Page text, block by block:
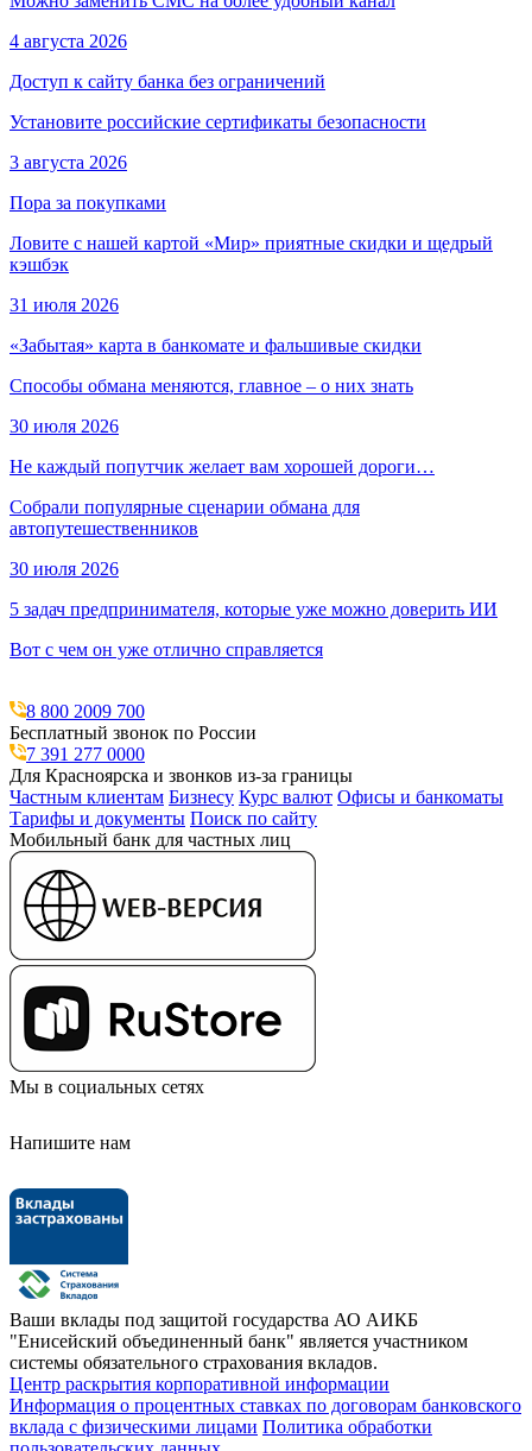
4 августа 2026
Доступ к сайту банка без ограничений
Установите российские сертификаты безопасности
3 августа 2026
Пора за покупками
Ловите с нашей картой «Мир» приятные скидки и щедрый
кэшбэк
31 июля 2026
«Забытая» карта в банкомате и фальшивые скидки
Способы обмана меняются, главное – о них знать
30 июля 2026
Не каждый попутчик желает вам хорошей дороги…
Собрали популярные сценарии обмана для
автопутешественников
30 июля 2026
5 задач предпринимателя, которые уже можно доверить ИИ
Вот с чем он уже отлично справляется
8 800 2009 700
Бесплатный звонок по России
7 391 277 0000
Для Красноярска и звонков из-за границы
Частным клиентам Бизнесу Курс валют Офисы и банкоматы
Тарифы и документы Поиск по сайту
Мобильный банк для частных лиц
Мы в социальных сетях
Напишите нам
Ваши вклады под защитой государства АО АИКБ
"Енисейский объединенный банк" является участником
системы обязательного страхования вкладов.
Центр раскрытия корпоративной информации
Информация о процентных ставках по договорам банковского
вклада с физическими лицами Политика обработки